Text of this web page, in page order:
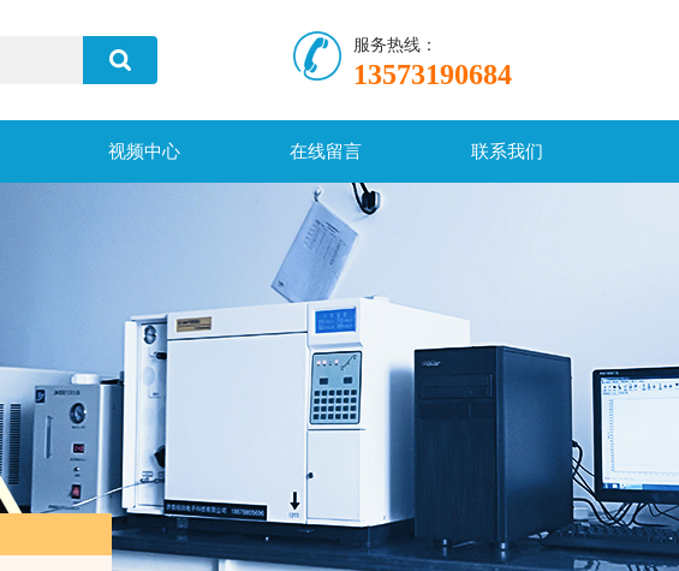
服务热线：
13573190684
视频中心 在线留言 联系我们